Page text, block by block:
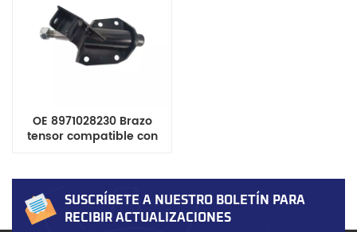
OE 8971028230 Brazo
tensor compatible con
SUSCRÍBETE A NUESTRO BOLETÍN PARA
RECIBIR ACTUALIZACIONES